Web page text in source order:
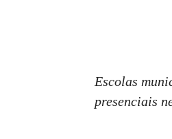
Escolas
presenciais